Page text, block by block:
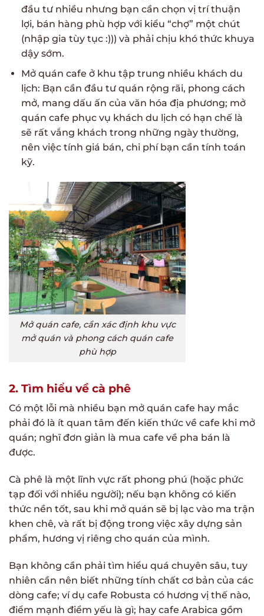
đầu tư nhiều nhưng bạn cần chọn vị trí thuận
lợi, bán hàng phù hợp với kiểu “chợ” một chút
(nhập gia tùy tục :))) và phải chịu khó thức khuya
dậy sớm.
Mở quán cafe ở khu tập trung nhiều khách du
lịch: Bạn cần đầu tư quán rộng rãi, phong cách
mở, mang dấu ấn của văn hóa địa phương; mở
quán cafe phục vụ khách du lịch có hạn chế là
sẽ rất vắng khách trong những ngày thường,
nên việc tính giá bán, chi phí bạn cần tính toán
kỹ.
Mở quán cafe, cần xác định khu vực
mở quán và phong cách quán cafe
phù hợp
2. Tìm hiểu về cà phê
Có một lỗi mà nhiều bạn mở quán cafe hay mắc
phải đó là ít quan tâm đến kiến thức về cafe khi mở
quán; nghĩ đơn giản là mua cafe về pha bán là
được.
Cà phê là một lĩnh vực rất phong phú (hoặc phức
tạp đối với nhiều người); nếu bạn không có kiến
thức nền tốt, sau khi mở quán sẽ bị lạc vào ma trận
khen chê, và rất bị động trong việc xây dựng sản
phẩm, hương vị riêng cho quán của mình.
Bạn không cần phải tìm hiểu quá chuyên sâu, tuy
nhiên cần nên biết những tính chất cơ bản của các
dòng cafe; ví dụ cafe Robusta có hương vị thế nào,
điểm mạnh điểm yếu là gì; hay cafe Arabica gồm